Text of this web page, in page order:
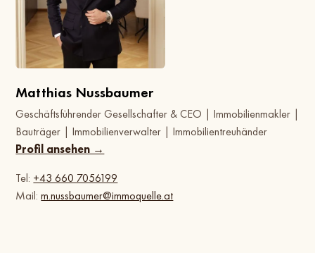
Matthias Nussbaumer
Geschäftsführender Gesellschafter & CEO | Immobilienmakler |
Bauträger | Immobilienverwalter | Immobilientreuhänder
Profil ansehen →
Tel: +43 660 7056199
Mail:m.nussbaumer@immoquelle.at